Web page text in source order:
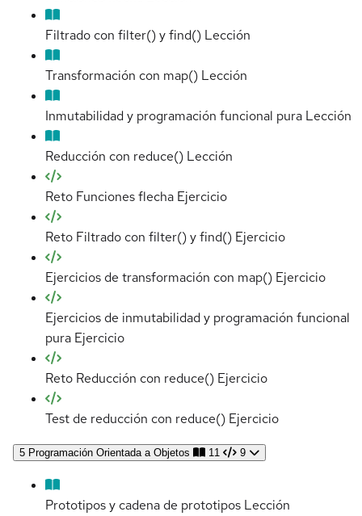
Filtrado con filter() y find() Lección
Transformación con map() Lección
Inmutabilidad y programación funcional pura Lección
Reducción con reduce() Lección
Reto Funciones flecha Ejercicio
Reto Filtrado con filter() y find() Ejercicio
Ejercicios de transformación con map() Ejercicio
Ejercicios de inmutabilidad y programación funcional
pura Ejercicio
Reto Reducción con reduce() Ejercicio
Test de reducción con reduce() Ejercicio
5 Programación Orientada a Objetos 11 9
Prototipos y cadena de prototipos Lección